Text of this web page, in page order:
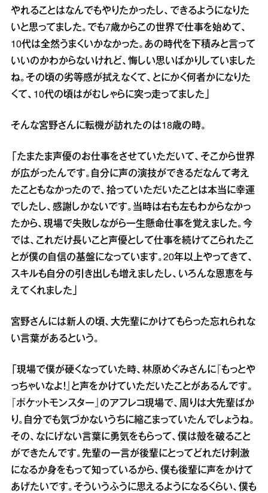
やれることはなんでもやりたかったし、できるようになりた
いと思ってました。でも7歳からこの世界で仕事を始めて、
10代は全然うまくいかなかった。あの時代を下積みと言って
いいのかわからないけれど、悔しい思いばかりしていました
ね。その頃の劣等感が拭えなくて、とにかく何者かになりた
くて、10代の頃はがむしゃらに突っ走ってました」
そんな宮野さんに転機が訪れたのは18歳の時。
「たまたま声優のお仕事をさせていただいて、そこから世界
が広がったんです。自分に声の演技ができるだなんて考え
たこともなかったので、拾っていただいたことは本当に幸運
でしたし、感謝しかないです。当時は右も左もわからなかっ
たから、現場で失敗しながら一生懸命仕事を覚えました。今
では、これだけ長いこと声優として仕事を続けてこられたこ
とが僕の自信の基盤になっています。20年以上やってきて、
スキルも自分の引き出しも増えましたし、いろんな恩恵を与
えてくれました」
宮野さんには新人の頃、大先輩にかけてもらった忘れられな
い言葉があるという。
「現場で僕が硬くなっていた時、林原めぐみさんに『もっとや
っちゃいなよ！』と声をかけていただいたことがあるんです。
『ポケットモンスター』のアフレコ現場で、周りは大先輩ばか
り。自分でも気づかないうちに縮こまっていたんでしょうね。
その、なにげない言葉に勇気をもらって、僕は殻を破ること
ができたんです。先輩の一言が後輩にとってどれだけ刺激
になるか身をもって知っているから、僕も後輩に声をかけて
あげたいです。そういうふうに思えるようになるくらい、僕も